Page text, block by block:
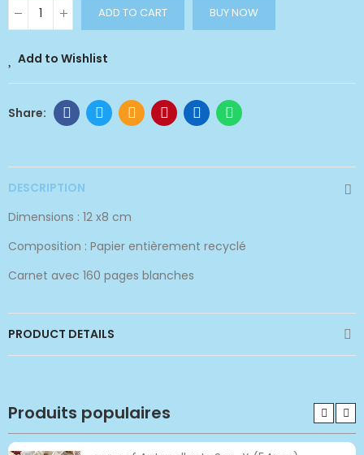
ADD TO CART BUY NOW
Add to Wishlist
DESCRIPTION
Dimensions : 12 x8 cm
Composition : Papier entièrement recyclé
Carnet avec 160 pages blanches
PRODUCT DETAILS
Produits populaires